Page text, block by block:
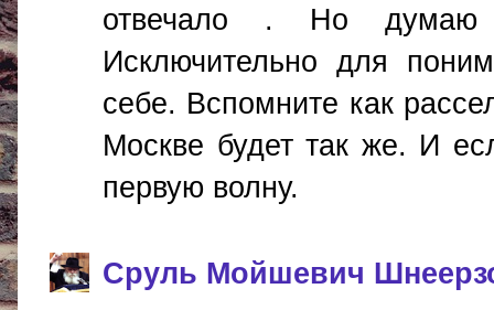
отвечало . Но думаю
Исключительно для
себе. Вспомните как
Москве будет так же. И
первую волну.
Сруль Мойшевич